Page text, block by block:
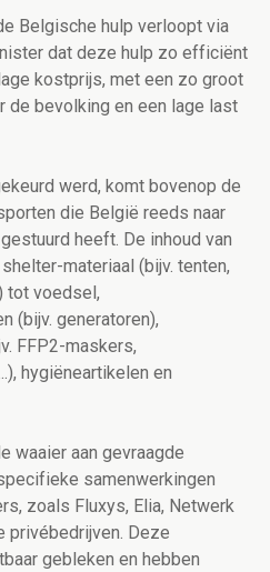
Belgische hulp verloopt via
dat deze hulp zo efficiënt
kostprijs, met een zo groot
de bevolking en een lage last
werd, komt bovenop de
die België reeds naar
heeft. De inhoud van
materiaal (bijv. tenten,
tot voedsel,
(bijv. generatoren),
FFP2-maskers,
hygiëneartikelen en
waaier aan gevraagde
samenwerkingen
zoals Fluxys, Elia, Netwerk
privébedrijven. Deze
gebleken en hebben